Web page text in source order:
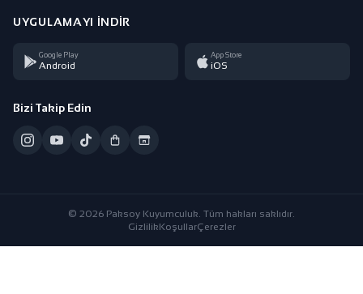
UYGULAMAYI İNDIR
Google Play
Android
App Store
iOS
Bizi Takip Edin
© 2026 Paksoy Kuyumculuk. Tüm hakları saklıdır.
GizlilikKoşullarÇerezler